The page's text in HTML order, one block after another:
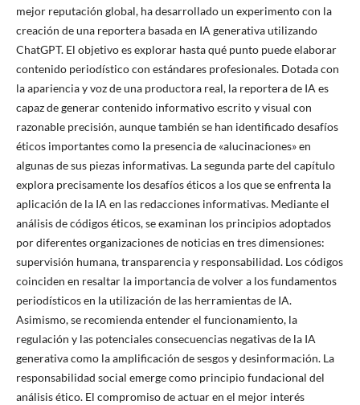
mejor reputación global, ha desarrollado un experimento con la
creación de una reportera basada en IA generativa utilizando
ChatGPT. El objetivo es explorar hasta qué punto puede elaborar
contenido periodístico con estándares profesionales. Dotada con
la apariencia y voz de una productora real, la reportera de IA es
capaz de generar contenido informativo escrito y visual con
razonable precisión, aunque también se han identificado desafíos
éticos importantes como la presencia de «alucinaciones» en
algunas de sus piezas informativas. La segunda parte del capítulo
explora precisamente los desafíos éticos a los que se enfrenta la
aplicación de la IA en las redacciones informativas. Mediante el
análisis de códigos éticos, se examinan los principios adoptados
por diferentes organizaciones de noticias en tres dimensiones:
supervisión humana, transparencia y responsabilidad. Los códigos
coinciden en resaltar la importancia de volver a los fundamentos
periodísticos en la utilización de las herramientas de IA.
Asimismo, se recomienda entender el funcionamiento, la
regulación y las potenciales consecuencias negativas de la IA
generativa como la amplificación de sesgos y desinformación. La
responsabilidad social emerge como principio fundacional del
análisis ético. El compromiso de actuar en el mejor interés